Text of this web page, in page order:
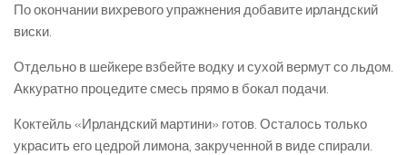
По окончании вихревого упражнения добавите ирландский
виски.
Отдельно в шейкере взбейте водку и сухой вермут со льдом.
Аккуратно процедите смесь прямо в бокал подачи.
Коктейль «Ирландский мартини» готов. Осталось только
украсить его цедрой лимона, закрученной в виде спирали.